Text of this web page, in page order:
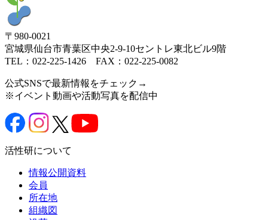
〒980-0021
宮城県仙台市青葉区中央2-9-10セントレ東北ビル9階
TEL：022-225-1426 FAX：022-225-0082
公式SNSで最新情報をチェック→
※イベント動画や活動写真を配信中
活性研について
情報公開資料
会員
所在地
組織図